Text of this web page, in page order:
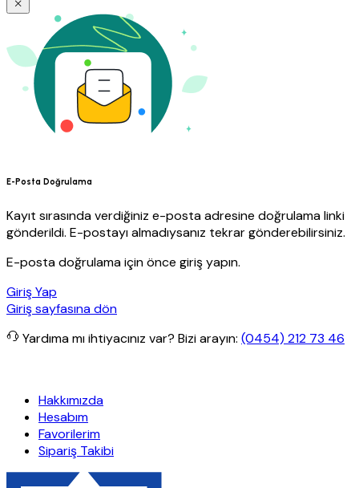
E-Posta Doğrulama
Kayıt sırasında verdiğiniz e-posta adresine doğrulama linki
gönderildi. E-postayı almadıysanız tekrar gönderebilirsiniz.
E-posta doğrulama için önce giriş yapın.
Giriş Yap
Giriş sayfasına dön
Yardıma mı ihtiyacınız var? Bizi arayın: (0454) 212 73 46
Hakkımızda
Hesabım
Favorilerim
Sipariş Takibi